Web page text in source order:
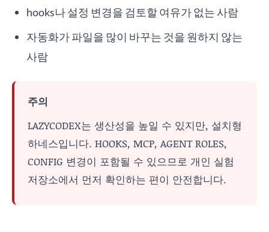
hooks나 설정 변경을 검토할 여유가 없는 사람
자동화가 파일을 많이 바꾸는 것을 원하지 않는
사람
주의
LAZYCODEX는 생산성을 높일 수 있지만, 설치형
하네스입니다. HOOKS, MCP, AGENT ROLES,
CONFIG 변경이 포함될 수 있으므로 개인 실험
저장소에서 먼저 확인하는 편이 안전합니다.